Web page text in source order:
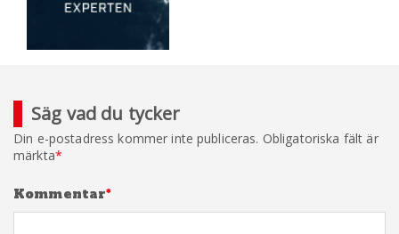
Säg vad du tycker
Din e-postadress kommer inte publiceras. Obligatoriska fält är
märkta*
Kommentar*